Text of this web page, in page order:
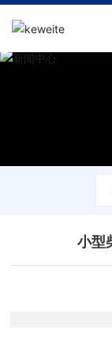
小型